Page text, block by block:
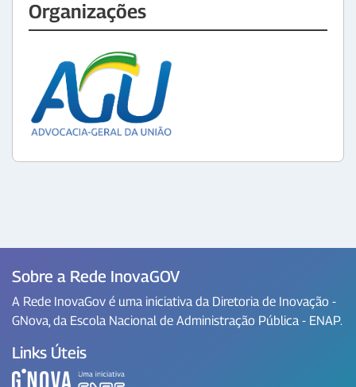
Organizações
Sobre a Rede InovaGOV
A Rede InovaGov é uma iniciativa da Diretoria de Inovação -
GNova, da Escola Nacional de Administração Pública - ENAP.
Links Úteis